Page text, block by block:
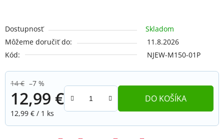
Dostupnosť
Skladom
Môžeme doručiť do:
11.8.2026
Kód:
NJEW-M150-01P
14 € –7 %
12,99 €
Jednotková cena:
12,99 € / 1 ks
DO KOŠÍKA